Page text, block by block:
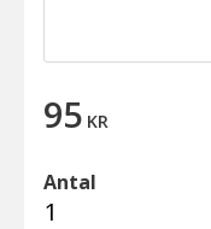
95 KR
Antal